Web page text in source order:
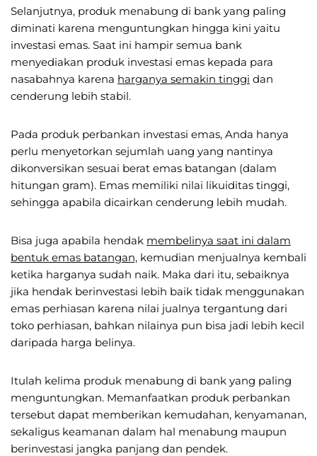
Selanjutnya, produk menabung di bank yang paling
diminati karena menguntungkan hingga kini yaitu
investasi emas. Saat ini hampir semua bank
menyediakan produk investasi emas kepada para
nasabahnya karena harganya semakin tinggi dan
cenderung lebih stabil.
Pada produk perbankan investasi emas, Anda hanya
perlu menyetorkan sejumlah uang yang nantinya
dikonversikan sesuai berat emas batangan (dalam
hitungan gram). Emas memiliki nilai likuiditas tinggi,
sehingga apabila dicairkan cenderung lebih mudah.
Bisa juga apabila hendak membelinya saat ini dalam
bentuk emas batangan, kemudian menjualnya kembali
ketika harganya sudah naik. Maka dari itu, sebaiknya
jika hendak berinvestasi lebih baik tidak menggunakan
emas perhiasan karena nilai jualnya tergantung dari
toko perhiasan, bahkan nilainya pun bisa jadi lebih kecil
daripada harga belinya.
Itulah kelima produk menabung di bank yang paling
menguntungkan. Memanfaatkan produk perbankan
tersebut dapat memberikan kemudahan, kenyamanan,
sekaligus keamanan dalam hal menabung maupun
berinvestasi jangka panjang dan pendek.